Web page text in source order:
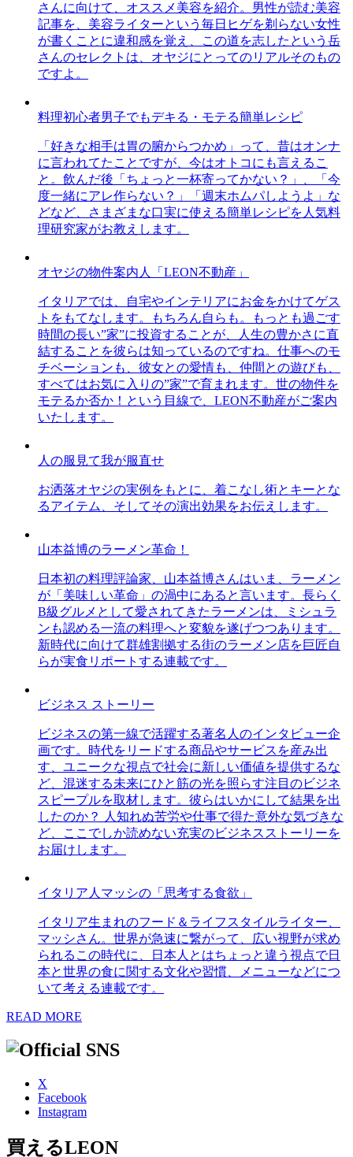
さんに向けて、オススメ美容を紹介。男性が読む美容
記事を、美容ライターという毎日ヒゲを剃らない女性
が書くことに違和感を覚え、この道を志したという岳
さんのセレクトは、オヤジにとってのリアルそのもの
ですよ。
料理初心者男子でもデキる・モテる簡単レシピ
「好きな相手は胃の腑からつかめ」って、昔はオンナ
に言われてたことですが、今はオトコにも言えるこ
と。飲んだ後「ちょっと一杯寄ってかない？」、「今
度一緒にアレ作らない？」「週末ホムパしようよ」な
どなど、さまざまな口実に使える簡単レシピを人気料
理研究家がお教えします。
オヤジの物件案内人「LEON不動産」
イタリアでは、自宅やインテリアにお金をかけてゲス
トをもてなします。もちろん自らも。もっとも過ごす
時間の長い”家”に投資することが、人生の豊かさに直
結することを彼らは知っているのですね。仕事へのモ
チベーションも、彼女との愛情も、仲間との遊びも、
すべてはお気に入りの”家”で育まれます。世の物件を
モテるか否か！という目線で、LEON不動産がご案内
いたします。
人の服見て我が服直せ
お洒落オヤジの実例をもとに、着こなし術とキーとな
るアイテム、そしてその演出効果をお伝えします。
山本益博のラーメン革命！
日本初の料理評論家、山本益博さんはいま、ラーメン
が「美味しい革命」の渦中にあると言います。長らく
B級グルメとして愛されてきたラーメンは、ミシュラ
ンも認める一流の料理へと変貌を遂げつつあります。
新時代に向けて群雄割拠する街のラーメン店を巨匠自
らが実食リポートする連載です。
ビジネス ストーリー
ビジネスの第一線で活躍する著名人のインタビュー企
画です。時代をリードする商品やサービスを産み出
す、ユニークな視点で社会に新しい価値を提供するな
ど、混迷する未来にひと筋の光を照らす注目のビジネ
スピープルを取材します。彼らはいかにして結果を出
したのか？ 人知れぬ苦労や仕事で得た意外な気づきな
ど、ここでしか読めない充実のビジネスストーリーを
お届けします。
イタリア人マッシの「思考する食欲」
イタリア生まれのフード＆ライフスタイルライター、
マッシさん。世界が急速に繋がって、広い視野が求め
られるこの時代に、日本人とはちょっと違う視点で日
本と世界の食に関する文化や習慣、メニューなどにつ
いて考える連載です。
READ MORE
X
Facebook
Instagram
買えるLEON